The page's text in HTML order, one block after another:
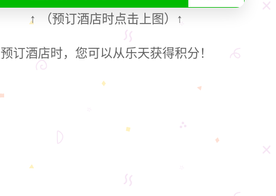
↑ （预订酒店时点击上图） ↑
预订酒店时，您可以从乐天获得积分！